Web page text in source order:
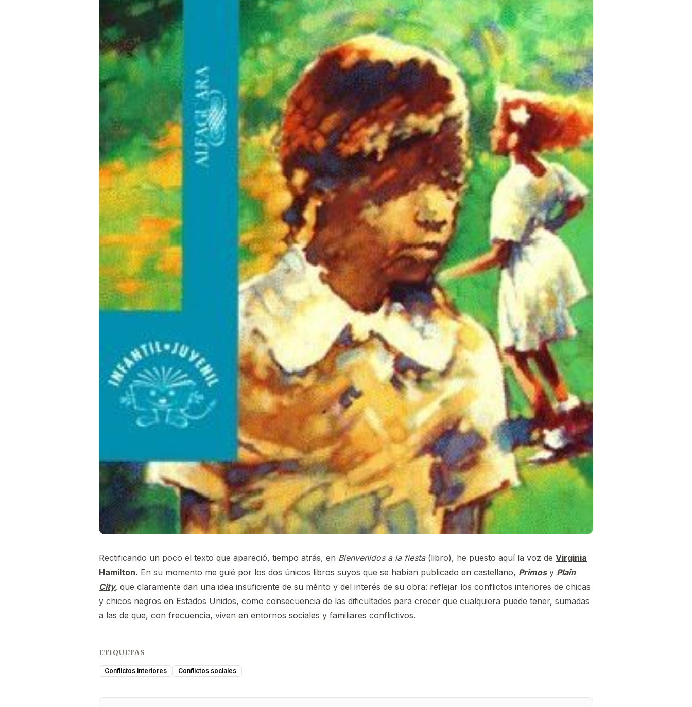
Rectificando un poco el texto que apareció, tiempo atrás, en Bienvenidos a la fiesta(libro), he puesto aquí la voz de Virginia
Hamilton. En su momento me guié por los dos únicos libros suyos que se habían publicado en castellano, Primosy Plain
City, que claramente dan una idea insuficiente de su mérito y del interés de su obra: reflejar los conflictos interiores de chicas
y chicos negros en Estados Unidos, como consecuencia de las dificultades para crecer que cualquiera puede tener, sumadas
a las de que, con frecuencia, viven en entornos sociales y familiares conflictivos.
ETIQUETAS
Conflictos interiores Conflictos sociales